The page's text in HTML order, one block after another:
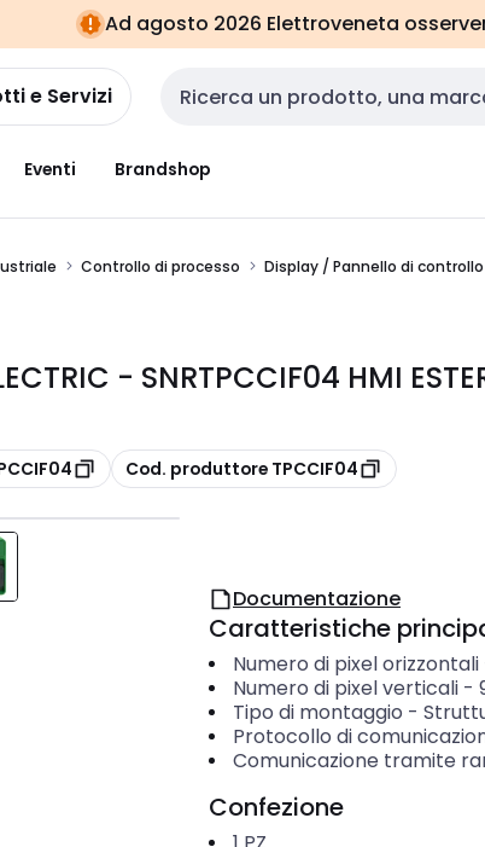
Ad agosto 2026 Elettroveneta
e Servizi Cerca input
Eventi Brandshop
Controllo di processo Display / Pannello di controllo
- SNRTPCCIF04 HMI
copia
Cod. produttore TPCCIF04
Documentazione
Caratteristiche
Numero di pixel orizzontali
Numero di pixel verticali-
Tipo di montaggio -
Protocollo di
Comunicazione tramite
Confezione